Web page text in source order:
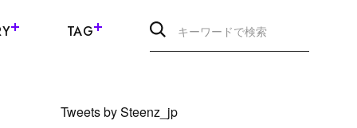
TAG
Tweets by Steenz_jp